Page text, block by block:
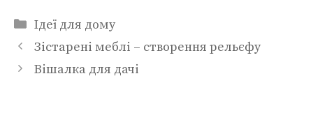
Категорії
Ідеї для дому
Зістарені меблі – створення рельєфу
Вішалка для дачі